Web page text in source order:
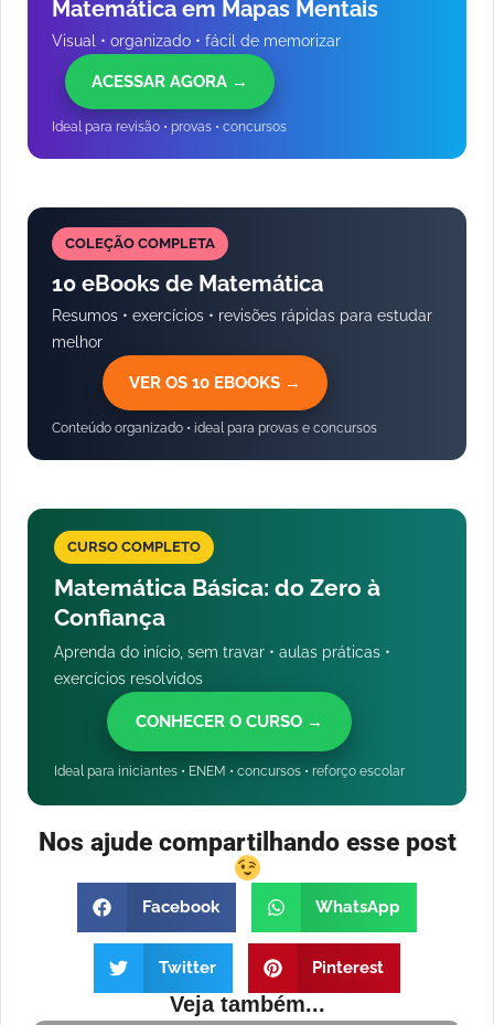
Matemática em Mapas Mentais
Visual • organizado • fácil de memorizar
ACESSAR AGORA →
Ideal para revisão • provas • concursos
COLEÇÃO COMPLETA
10 eBooks de Matemática
Resumos • exercícios • revisões rápidas para estudar
melhor
VER OS 10 EBOOKS →
Conteúdo organizado • ideal para provas e concursos
CURSO COMPLETO
Matemática Básica: do Zero à
Confiança
Aprenda do início, sem travar • aulas práticas •
exercícios resolvidos
CONHECER O CURSO →
Ideal para iniciantes • ENEM • concursos • reforço escolar
Nos ajude compartilhando esse post
Facebook WhatsApp
Twitter Pinterest
Veja também...